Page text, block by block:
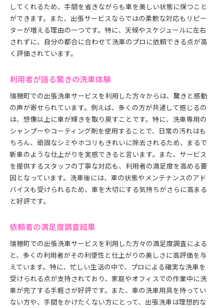
してくれるため、手間を省きながらも車を美しい状態に保つこと
ができます。また、出張サービスならではの柔軟な対応もリピー
ターが増える理由の一つです。特に、天候やスケジュールに左右
されずに、自分の都合に合わせて洗車のプロに依頼できる点が高
く評価されています。
利用者が語る驚きの洗車体験
瑞穂町での出張洗車サービスを利用した方々からは、驚きと感動
の声が寄せられています。例えば、多くの方が共通して感じるの
は、想像以上に車が輝きを取り戻すことです。特に、洗車専用の
シャンプーやコーティング剤を使用することで、日常の汚れはも
ちろん、頑固なシミやホコリもきれいに除去されるため、まるで
新車のような仕上がりを実感できると言います。また、サービス
を提供するスタッフの丁寧な対応も、利用者の満足度を高める要
因となっています。洗車後には、車の状態やメンテナンスのアド
バイスも受けられるため、車を大切にする気持ちがさらに高まる
と好評です。
依頼者の満足度調査結果
瑞穂町での出張洗車サービスを利用した方々の満足度調査による
と、多くの利用者がその利便性と仕上がりの美しさに高評価を与
えています。特に、忙しい生活の中で、プロによる確実な洗車を
受けられる点が支持されており、家庭やオフィスでの作業中に洗
車が完了する手軽さが好評です。また、車の洗車用具を持ってい
ない方や、手間をかけたくない方にとって、出張洗車は理想的な